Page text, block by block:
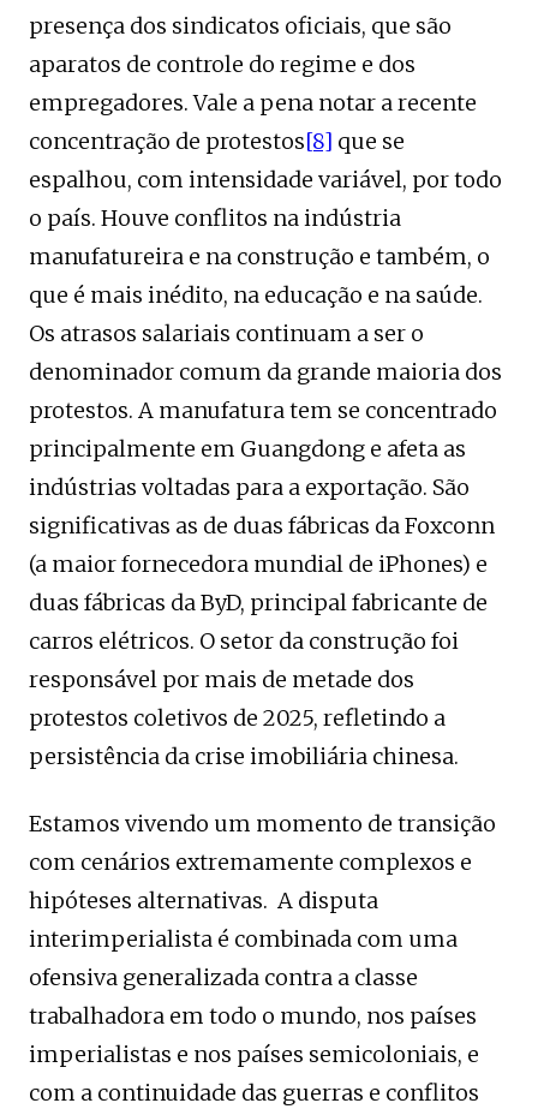
presença dos sindicatos oficiais, que são
aparatos de controle do regime e dos
empregadores. Vale a pena notar a recente
concentração de protestos[8] que se
espalhou, com intensidade variável, por todo
o país. Houve conflitos na indústria
manufatureira e na construção e também, o
que é mais inédito, na educação e na saúde.
Os atrasos salariais continuam a ser o
denominador comum da grande maioria dos
protestos. A manufatura tem se concentrado
principalmente em Guangdong e afeta as
indústrias voltadas para a exportação. São
significativas as de duas fábricas da Foxconn
(a maior fornecedora mundial de iPhones) e
duas fábricas da ByD, principal fabricante de
carros elétricos. O setor da construção foi
responsável por mais de metade dos
protestos coletivos de 2025, refletindo a
persistência da crise imobiliária chinesa.
Estamos vivendo um momento de transição
com cenários extremamente complexos e
hipóteses alternativas. A disputa
interimperialista é combinada com uma
ofensiva generalizada contra a classe
trabalhadora em todo o mundo, nos países
imperialistas e nos países semicoloniais, e
com a continuidade das guerras e conflitos